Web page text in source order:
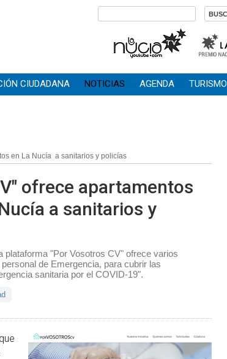
CIUDADANA NOTICIAS AGENDA TURISMO
en La Nucía  a sanitarios y policías
ofrece apartamentos
a sanitarios y
plataforma "Por Vosotros CV" ofrece varios
de Emergencia, para cubrir las
sanitaria por el COVID-19".